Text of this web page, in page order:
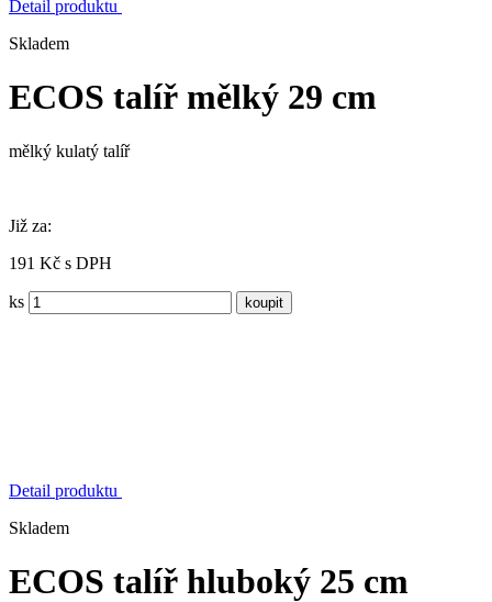
Detail produktu
Skladem
ECOS talíř mělký 29 cm
mělký kulatý talíř
Již za:
191 Kč s DPH
ks
Detail produktu
Skladem
ECOS talíř hluboký 25 cm